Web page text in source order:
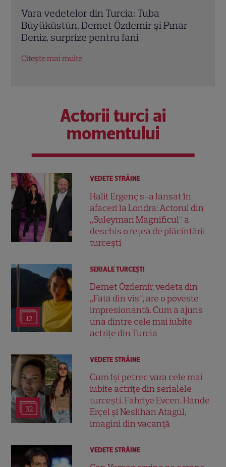
Valentin Sanfira, anunț despre Codruța
Filip: „Am trăit împreună peste șapte ani
și jumătate”. Mesajul cu care a pus capăt
Actorii turci ai
momentului
VEDETE STRĂINE
Halit Ergenç s-a lansat în
afaceri la Londra: Actorul din
„Suleyman Magnificul” a
deschis o rețea de plăcintării
turcești
12
SERIALE TURCEŞTI
Demet Özdemir, vedeta din
„Fata din vis”, are o poveste
impresionantă. Cum a ajuns
una dintre cele mai iubite
actrițe din Turcia
32
VEDETE STRĂINE
Cum își petrec vara cele mai
iubite actrițe din serialele
turcești. Fahriye Evcen, Hande
Erçel și Neslihan Atagül,
imagini din vacanță
VEDETE STRĂINE